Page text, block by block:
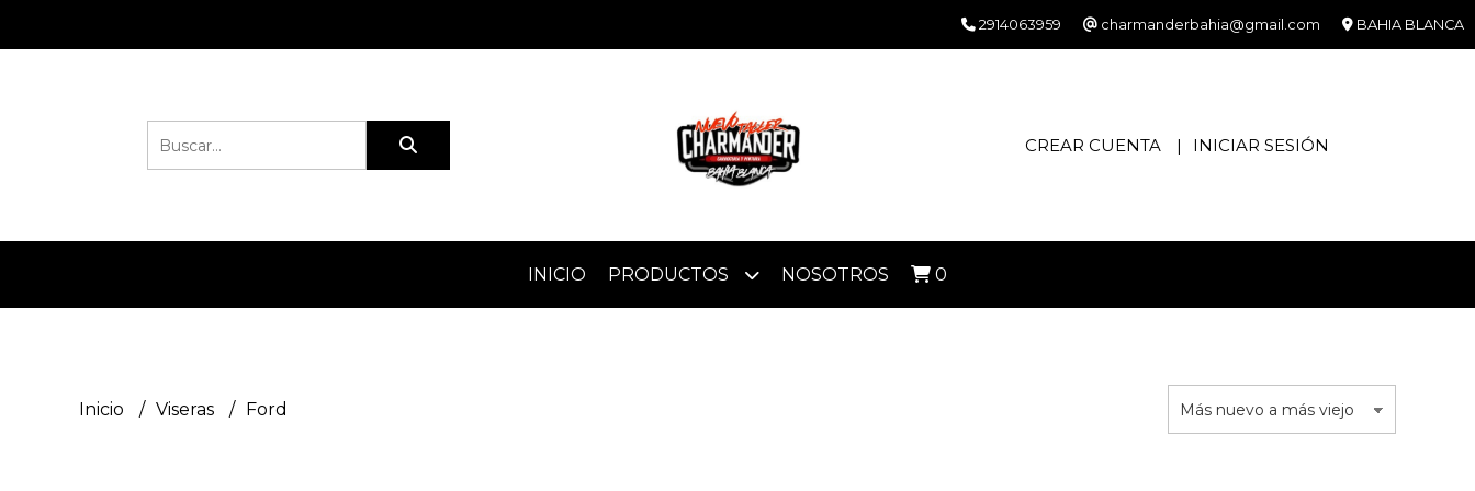
2914063959 charmanderbahia@gmail.com BAHIA BLANCA
CREAR CUENTA INICIAR SESIÓN
INICIO PRODUCTOS NOSOTROS 0
Inicio Viseras Ford